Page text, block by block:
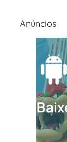
Anúncios